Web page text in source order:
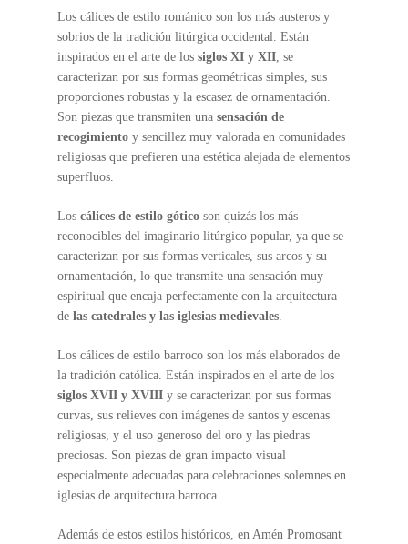
Los cálices de estilo románico son los más austeros y
sobrios de la tradición litúrgica occidental. Están
inspirados en el arte de los siglos XI y XII , se
caracterizan por sus formas geométricas simples, sus
proporciones robustas y la escasez de ornamentación.
Son piezas que transmiten una sensación de
recogimiento y sencillez muy valorada en comunidades
religiosas que prefieren una estética alejada de elementos
superfluos.
Los cálices de estilo gótico son quizás los más
reconocibles del imaginario litúrgico popular, ya que se
caracterizan por sus formas verticales, sus arcos y su
ornamentación, lo que transmite una sensación muy
espiritual que encaja perfectamente con la arquitectura
de las catedrales y las iglesias medievales
Los cálices de estilo barroco son los más elaborados de
la tradición católica. Están inspirados en el arte de los
siglos XVII y XVIII y se caracterizan por sus formas
curvas, sus relieves con imágenes de santos y escenas
religiosas, y el uso generoso del oro y las piedras
preciosas. Son piezas de gran impacto visual
especialmente adecuadas para celebraciones solemnes en
iglesias de arquitectura barroca.
Además de estos estilos históricos, en Amén Promosant